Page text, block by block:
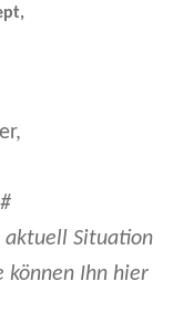
aktuell Situation
können Ihn hier